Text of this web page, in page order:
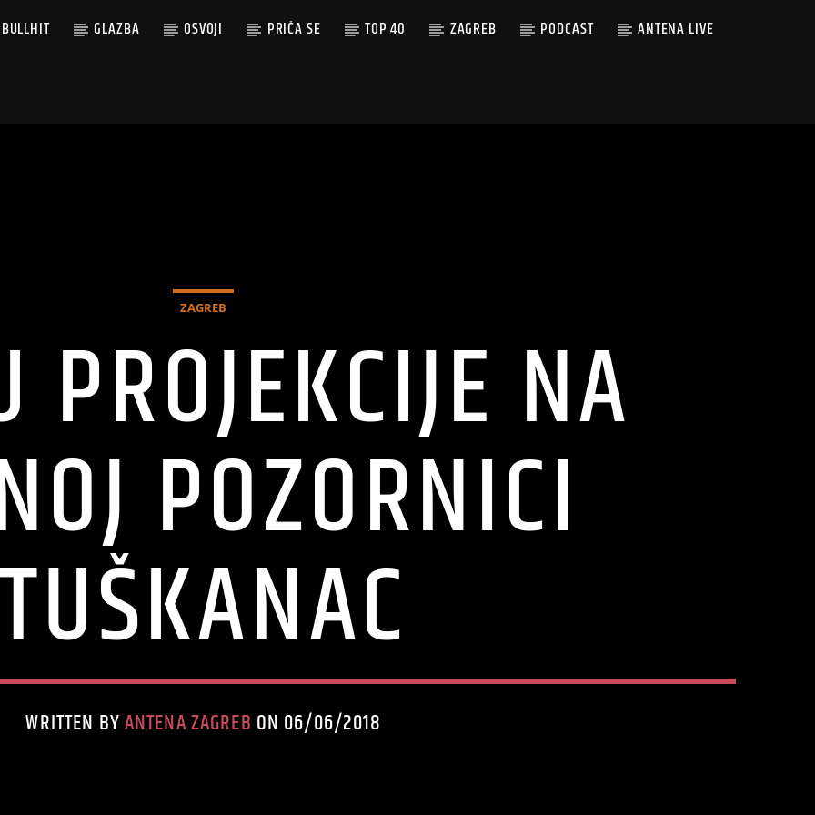
BULLHIT GLAZBA OSVOJI PRIČA SE TOP 40 ZAGREB PODCAST ANTENA LIVE
ZAGREB
PROJEKCIJE NA
POZORNICI
TUŠKANAC
WRITTEN BYANTENA ZAGREB ON 06/06/2018